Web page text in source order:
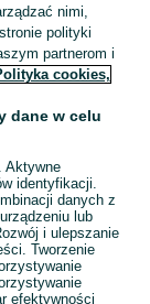
Zobacz
nimi,
polityki
partnerom i
cookies,
dane w celu
Aktywne
identyfikacji.
danych z
lub
i ulepszanie
Tworzenie
efektywności